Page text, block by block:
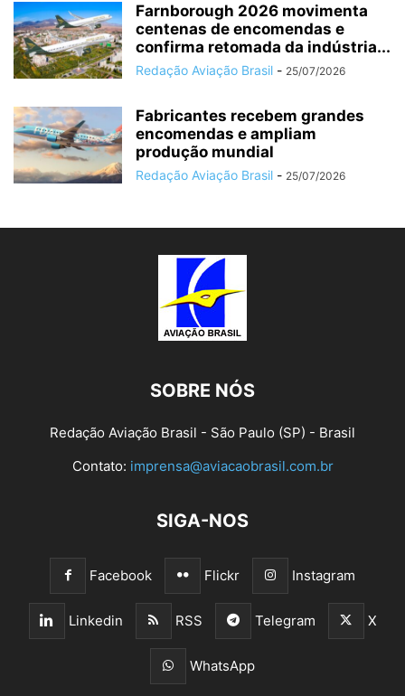
Farnborough 2026 movimenta
centenas de encomendas e
confirma retomada da indústria...
Redação Aviação Brasil - 25/07/2026
Fabricantes recebem grandes
encomendas e ampliam
produção mundial
Redação Aviação Brasil - 25/07/2026
SOBRE NÓS
Redação Aviação Brasil - São Paulo (SP) - Brasil
Contato: imprensa@aviacaobrasil.com.br
SIGA-NOS
Facebook Flickr Instagram
Linkedin RSS Telegram X
WhatsApp